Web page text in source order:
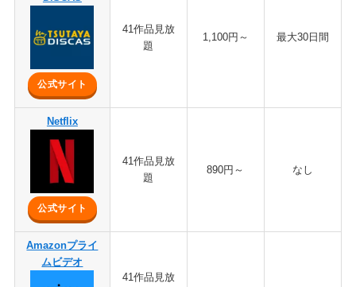
公式サイト
41作品見放
題
1,100円～ 最大30日間
Netflix
公式サイト
41作品見放
題
890円～ なし
Amazonプライ
ムビデオ
41作品見放